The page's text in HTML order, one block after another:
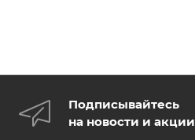
Подписывайтесь
на новости и акции